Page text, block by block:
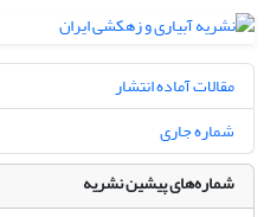
مقالات آماده انتشار
شماره جاری
شماره‌های پیشین نشریه